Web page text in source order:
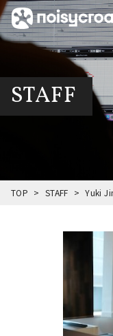
STAFF
TOP STAFF Yuki